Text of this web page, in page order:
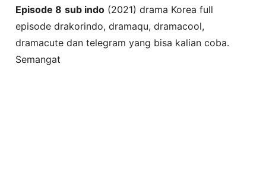
Episode 8 sub indo (2021) drama Korea full
episode drakorindo, dramaqu, dramacool,
dramacute dan telegram yang bisa kalian coba.
Semangat